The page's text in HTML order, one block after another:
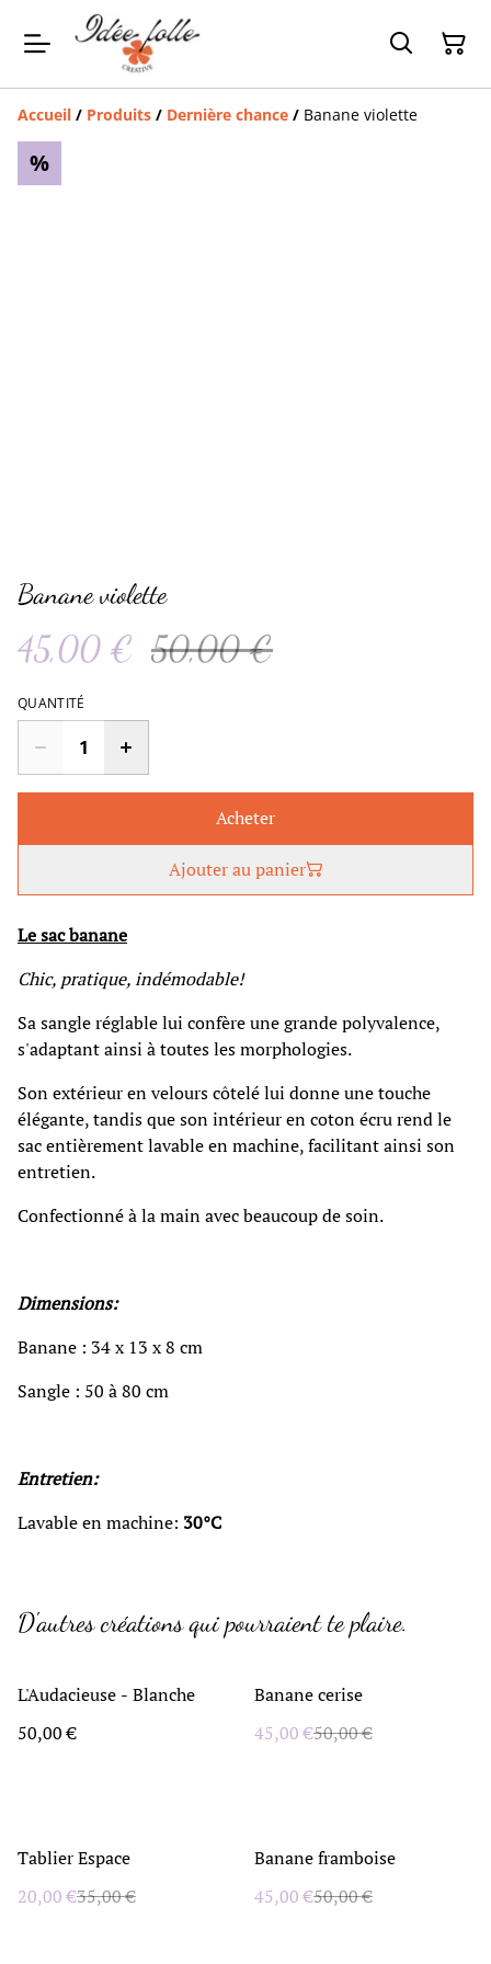
Accueil / Produits / Dernière chance / Banane violette
%
Banane violette
45,00 € 50,00 €
QUANTITÉ
Acheter
Ajouter au panier
Le sac banane
Chic, pratique, indémodable!
Sa sangle réglable lui confère une grande polyvalence,
s'adaptant ainsi à toutes les morphologies.
Son extérieur en velours côtelé lui donne une touche
élégante, tandis que son intérieur en coton écru rend le
sac entièrement lavable en machine, facilitant ainsi son
entretien.
Confectionné à la main avec beaucoup de soin.
Dimensions:
Banane : 34 x 13 x 8 cm
Sangle : 50 à 80 cm
Entretien:
Lavable en machine: 30°C
D'autres créations qui pourraient te plaire.
L'Audacieuse - Blanche
50,00 €
%
Banane cerise
45,00 €50,00 €
%
Tablier Espace
20,00 €35,00 €
%
Banane framboise
45,00 €50,00 €